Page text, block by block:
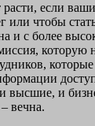
если
или чтобы
и с более
которую
которые
высшие, и
вечна.